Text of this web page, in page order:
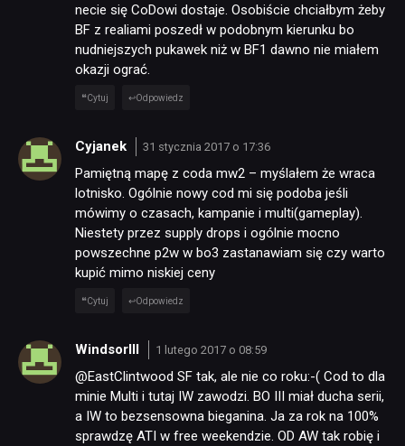
necie się CoDowi dostaje. Osobiście chciałbym żeby
BF z realiami poszedł w podobnym kierunku bo
nudniejszych pukawek niż w BF1 dawno nie miałem
okazji ograć.
Cytuj Odpowiedz
Cyjanek 31 stycznia 2017 o 17:36
Pamiętną mapę z coda mw2 – myślałem że wraca
lotnisko. Ogólnie nowy cod mi się podoba jeśli
mówimy o czasach, kampanie i multi(gameplay).
Niestety przez supply drops i ogólnie mocno
powszechne p2w w bo3 zastanawiam się czy warto
kupić mimo niskiej ceny
Cytuj Odpowiedz
WindsorIII 1 lutego 2017 o 08:59
@EastClintwood SF tak, ale nie co roku:-( Cod to dla
minie Multi i tutaj IW zawodzi. BO III miał ducha serii,
a IW to bezsensowna bieganina. Ja za rok na 100%
sprawdzę ATI w free weekendzie. OD AW tak robię i